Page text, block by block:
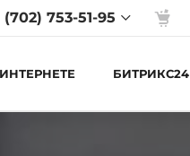
(702) 753-51-95
БИТРИКС24